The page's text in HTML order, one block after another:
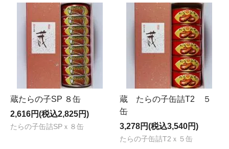
蔵たらの子SP ８缶
2,616円(税込2,825円)
たらの子缶詰SPｘ８缶
蔵 たらの子缶詰T2 ５
缶
3,278円(税込3,540円)
たらの子缶詰T2ｘ５缶